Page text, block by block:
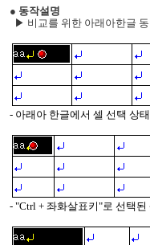
● 동작설명
▶ 비교를 위한 아래아한글 동
- 아래아 한글에서 셀 선택 상태
- "Ctrl + 좌화살표키"로 선택된